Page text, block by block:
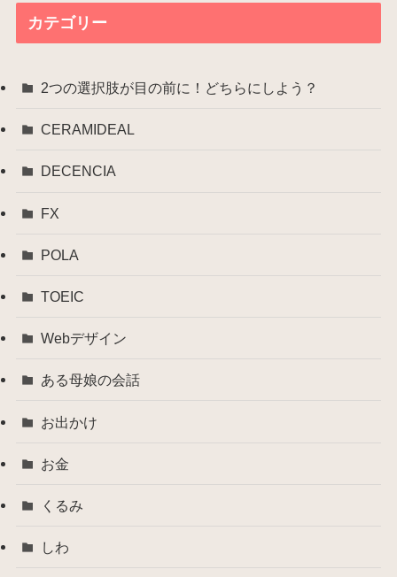
カテゴリー
2つの選択肢が目の前に！どちらにしよう？
CERAMIDEAL
DECENCIA
FX
POLA
TOEIC
Webデザイン
ある母娘の会話
お出かけ
お金
くるみ
しわ